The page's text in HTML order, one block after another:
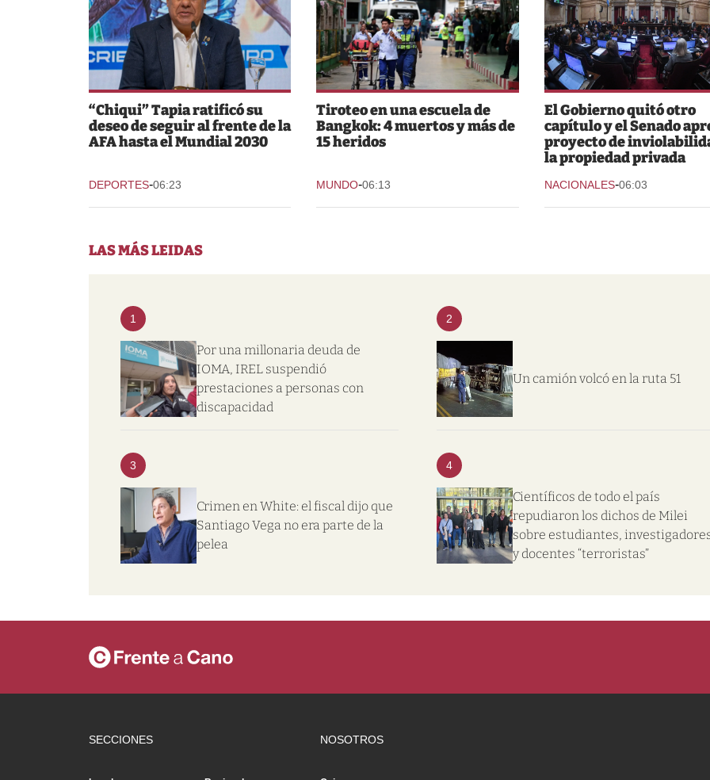
“Chiqui” Tapia ratificó su
deseo de seguir al frente de la
AFA hasta el Mundial 2030
DEPORTES-06:23
Tiroteo en una escuela de
Bangkok: 4 muertos y más de
15 heridos
MUNDO-06:13
El Gobierno quitó otro
capítulo y el Senado
proyecto de
la propiedad privada
NACIONALES-06:03
LAS MÁS LEIDAS
1
Por una millonaria deuda de
IOMA, IREL suspendió
prestaciones a personas con
discapacidad
2
Un camión volcó en la ruta 51
3
Crimen en White: el fiscal dijo que
Santiago Vega no era parte de la
pelea
4
Científicos de todo el país
repudiaron los dichos de Milei
sobre estudiantes,
y docentes “terroristas”
SECCIONES NOSOTROS